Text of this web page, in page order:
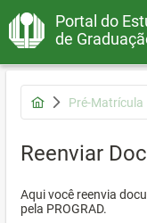
Portal do
de
Pré-Matrícula
Reenviar
Aqui você reenvia
pela PROGRAD.